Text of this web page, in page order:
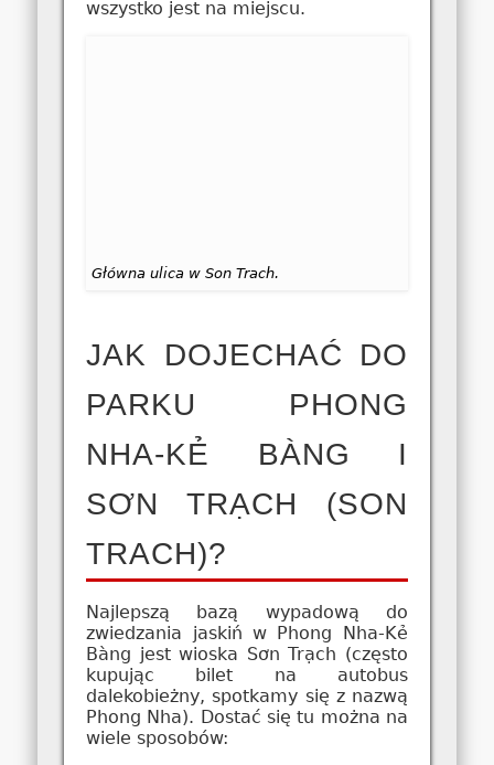
wszystko jest na miejscu.
Główna ulica w Son Trach.
JAK DOJECHAĆ DO
PARKU PHONG
NHA-KẺ BÀNG I
SƠN TRẠCH (SON
TRACH)?
Najlepszą bazą wypadową do
zwiedzania jaskiń w Phong Nha-Kẻ
Bàng jest wioska Sơn Trạch (często
kupując bilet na autobus
dalekobieżny, spotkamy się z nazwą
Phong Nha). Dostać się tu można na
wiele sposobów: